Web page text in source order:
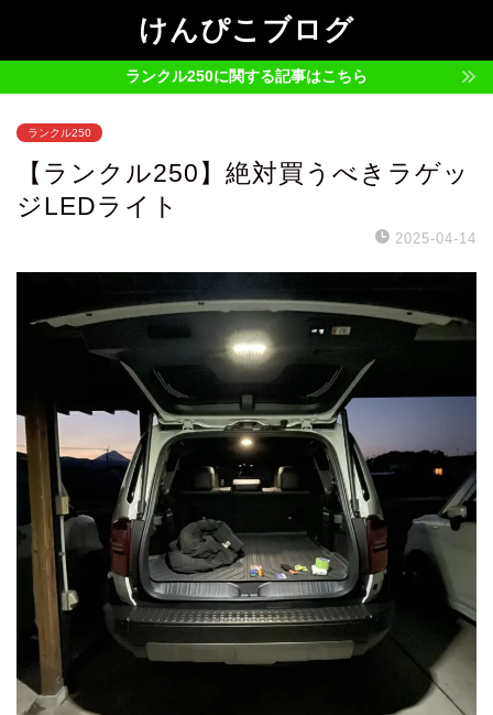
けんぴこブログ
ランクル250に関する記事はこちら
ランクル250
【ランクル250】絶対買うべきラゲッ
ジLEDライト
2025-04-14